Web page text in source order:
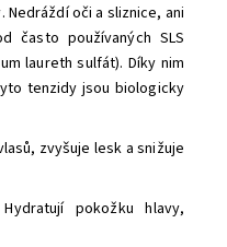
oči a sliznice, ani
často používaných SLS
laureth sulfát). Díky nim
tenzidy jsou biologicky
zvyšuje lesk a snižuje
Hydratují pokožku hlavy,